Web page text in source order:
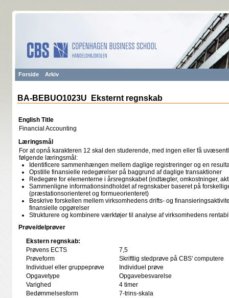
Forside Arkiv
BA-BEBUO1023U Eksternt regnskab
English Title
Financial Accounting
Læringsmål
For at opnå karakteren 12 skal den studerende, med ingen eller få
følgende læringsmål:
Identificere sammenhængen mellem daglige registreringer og en
Opstille finansielle redegørelser på baggrund af daglige transaktioner
Redegøre for elementerne i årsregnskabet (indtægter, omkostninger,
Sammenligne informationsindholdet af regnskaber baseret på
(præstationsorienteret og formueorienteret)
Beskrive forskellen mellem virksomhedens drifts- og
finansielle opgørelser
Strukturere og kombinere værktøjer til analyse af virksomhedens
Prøve/delprøver
Ekstern regnskab:
Prøvens ECTS
7,5
Prøveform
Skriftlig stedprøve på CBS' computere
Individuel eller gruppeprøve
Individuel prøve
Opgavetype
Opgavebesvarelse
Varighed
4 timer
Bedømmelsesform
7-trins-skala